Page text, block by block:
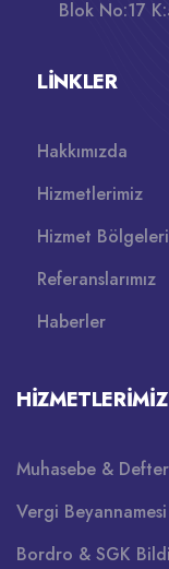
Blok No:17
LINKLER
Hakkımızda
Hizmetlerimiz
Hizmet
Referanslarımız
Haberler
HIZMETLERIMIZ
Muhasebe &
Vergi Beyannamesi
Bordro & SGK